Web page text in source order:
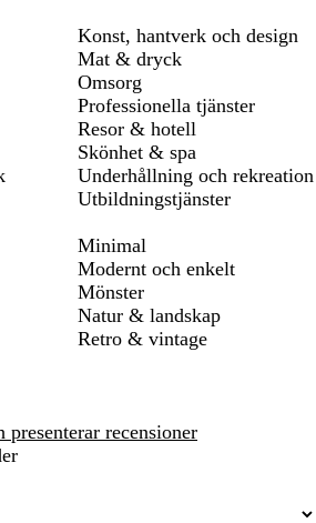
Konst, hantverk och design
Mat & dryck
Omsorg
Professionella tjänster
Resor & hotell
Skönhet & spa
Underhållning och rekreation
Utbildningstjänster
Minimal
Modernt och enkelt
Mönster
Natur & landskap
Retro & vintage
recensioner